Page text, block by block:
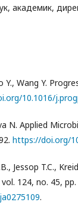
академик,
Y., Wang Y.
10.1016/
N. Applied
https://doi.org/
Jessop T.C.,
124, no. 45,
.